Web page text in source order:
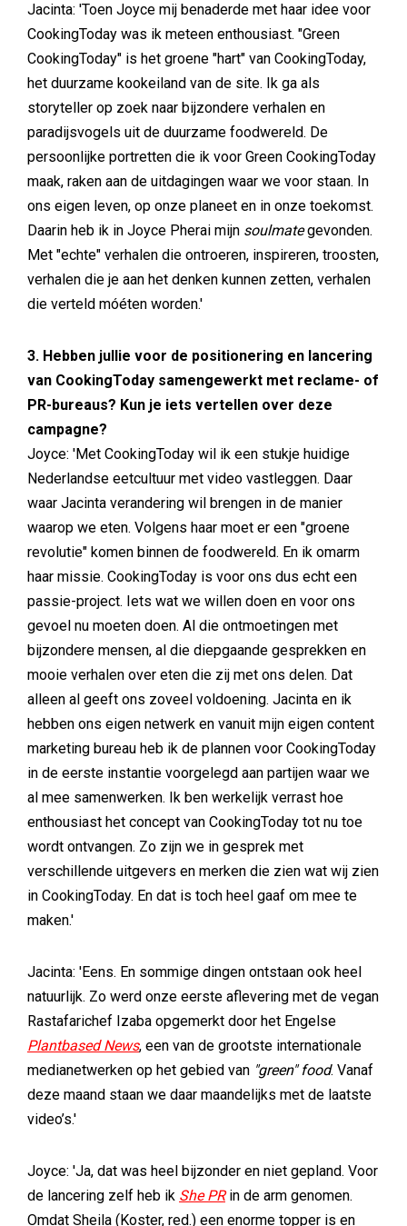
Jacinta: 'Toen Joyce mij benaderde met haar idee voor
CookingToday was ik meteen enthousiast. "Green
CookingToday" is het groene "hart" van CookingToday,
het duurzame kookeiland van de site. Ik ga als
storyteller op zoek naar bijzondere verhalen en
paradijsvogels uit de duurzame foodwereld. De
persoonlijke portretten die ik voor Green CookingToday
maak, raken aan de uitdagingen waar we voor staan. In
ons eigen leven, op onze planeet en in onze toekomst.
Daarin heb ik in Joyce Pherai mijn soulmategevonden.
Met "echte" verhalen die ontroeren, inspireren, troosten,
verhalen die je aan het denken kunnen zetten, verhalen
die verteld móéten worden.'
3. Hebben jullie voor de positionering en lancering
van CookingToday samengewerkt met reclame- of
PR-bureaus? Kun je iets vertellen over deze
campagne?
Joyce: 'Met CookingToday wil ik een stukje huidige
Nederlandse eetcultuur met video vastleggen. Daar
waar Jacinta verandering wil brengen in de manier
waarop we eten. Volgens haar moet er een "groene
revolutie" komen binnen de foodwereld. En ik omarm
haar missie. CookingToday is voor ons dus echt een
passie-project. Iets wat we willen doen en voor ons
gevoel nu moeten doen. Al die ontmoetingen met
bijzondere mensen, al die diepgaande gesprekken en
mooie verhalen over eten die zij met ons delen. Dat
alleen al geeft ons zoveel voldoening. Jacinta en ik
hebben ons eigen netwerk en vanuit mijn eigen content
marketing bureau heb ik de plannen voor CookingToday
in de eerste instantie voorgelegd aan partijen waar we
al mee samenwerken. Ik ben werkelijk verrast hoe
enthousiast het concept van CookingToday tot nu toe
wordt ontvangen. Zo zijn we in gesprek met
verschillende uitgevers en merken die zien wat wij zien
in CookingToday. En dat is toch heel gaaf om mee te
maken.'
Jacinta: 'Eens. En sommige dingen ontstaan ook heel
natuurlijk. Zo werd onze eerste aflevering met de vegan
Rastafarichef Izaba opgemerkt door het Engelse
Plantbased News, een van de grootste internationale
medianetwerken op het gebied van "green" food. Vanaf
deze maand staan we daar maandelijks met de laatste
video’s.'
Joyce: 'Ja, dat was heel bijzonder en niet gepland. Voor
de lancering zelf heb ik She PRin de arm genomen.
Omdat Sheila (Koster, red.) een enorme topper is en